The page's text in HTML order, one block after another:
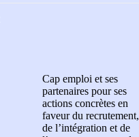
Cap emploi et ses
partenaires pour ses
actions concrètes en
faveur du recrutement,
de l’intégration et de